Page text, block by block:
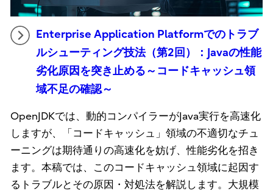
Enterprise Application Platformでのトラブ
ルシューティング技法（第2回）：Javaの性能
劣化原因を突き止める～コードキャッシュ領
域不足の確認～
OpenJDKでは、動的コンパイラーがJava実行を高速化
しますが、「コードキャッシュ」領域の不適切なチュ
ーニングは期待通りの高速化を妨げ、性能劣化を招き
ます。本稿では、このコードキャッシュ領域に起因す
るトラブルとその原因・対処法を解説します。大規模